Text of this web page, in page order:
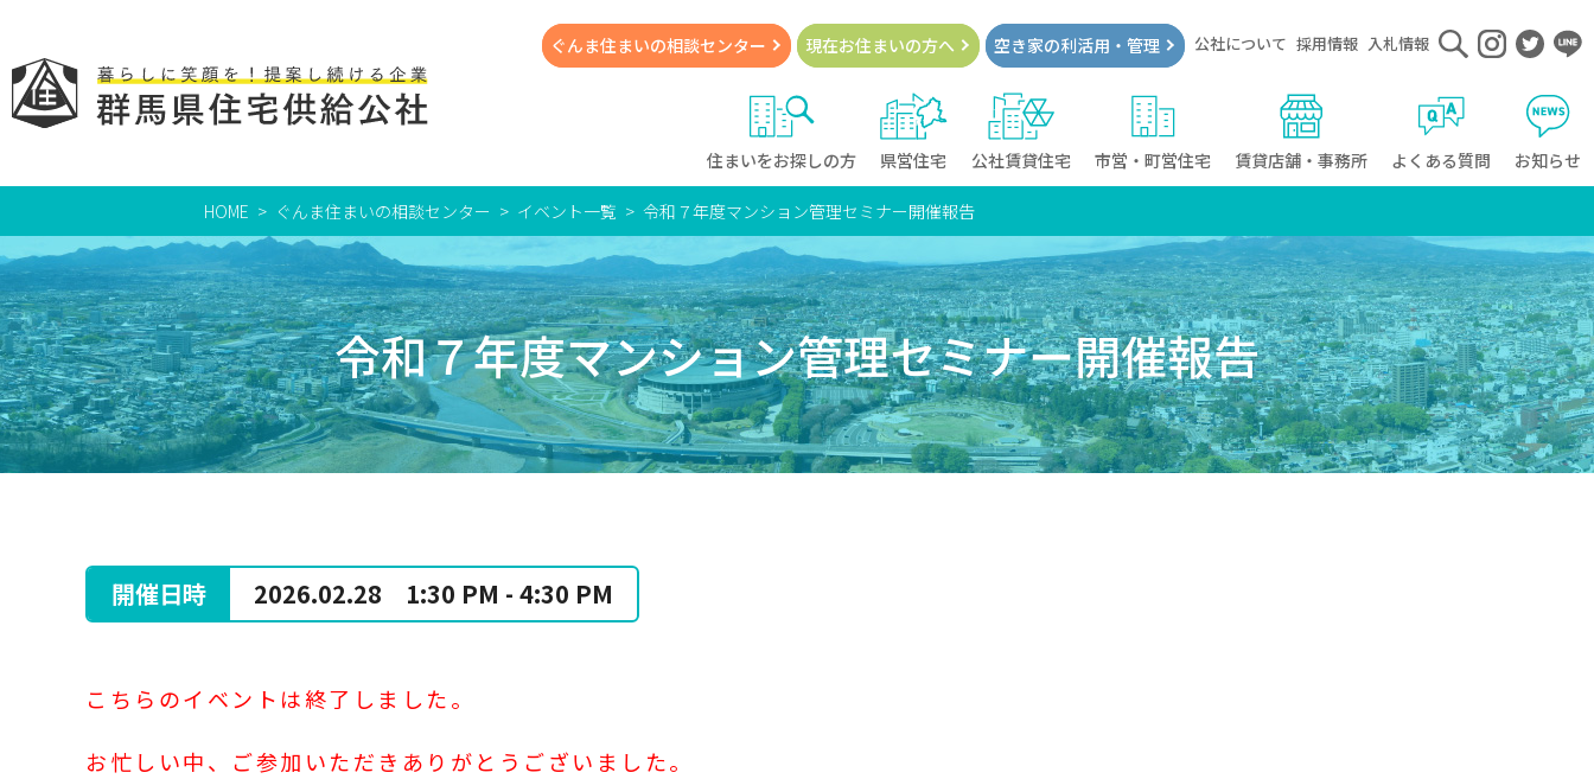
住まいをお探しの方 県営住宅 公社賃貸住宅 市営・町営住宅 賃貸店舗・事務所 よくある質問 お知らせ
ぐんま住まいの相談センター 現在お住まいの方へ 空き家の利活用・管理 公社について 採用情報 入札情報
HOME ぐんま住まいの相談センター イベント一覧 令和７年度マンション管理セミナー開催報告
令和７年度マンション管理セミナー開催報告
開催日時 2026.02.28 1:30 PM - 4:30 PM
こちらのイベントは終了しました。
お忙しい中、ご参加いただきありがとうございました。